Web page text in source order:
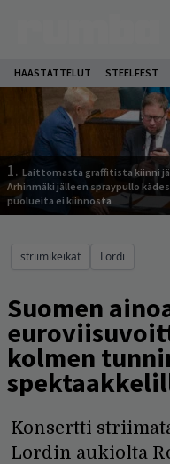
HAASTATTELUT STEELFEST
1. Laittomasta graffitista kiinni
Arhinmäki jälleen spraypullo
puolueita ei kiinnosta
striimikeikat Lordi
Suomen
kolmen
Konsertti
Lordin aukiolta